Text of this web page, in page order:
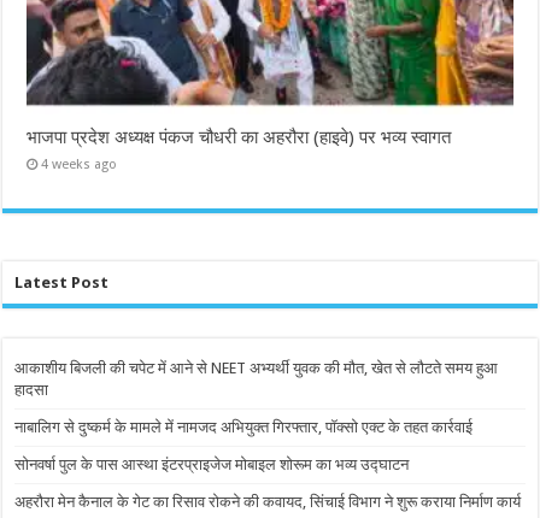
भाजपा प्रदेश अध्यक्ष पंकज चौधरी का अहरौरा (हाइवे) पर भव्य स्वागत
4 weeks ago
Latest Post
आकाशीय बिजली की चपेट में आने से NEET अभ्यर्थी युवक की मौत, खेत से लौटते समय हुआ
हादसा
नाबालिग से दुष्कर्म के मामले में नामजद अभियुक्त गिरफ्तार, पॉक्सो एक्ट के तहत कार्रवाई
सोनवर्षा पुल के पास आस्था इंटरप्राइजेज मोबाइल शोरूम का भव्य उद्घाटन
अहरौरा मेन कैनाल के गेट का रिसाव रोकने की कवायद, सिंचाई विभाग ने शुरू कराया निर्माण कार्य